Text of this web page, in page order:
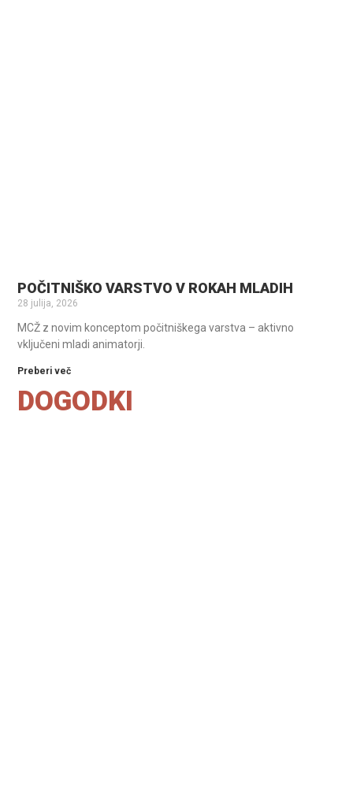
POČITNIŠKO VARSTVO V ROKAH MLADIH
28 julija, 2026
MCŽ z novim konceptom počitniškega varstva – aktivno
vključeni mladi animatorji.
Preberi več
DOGODKI